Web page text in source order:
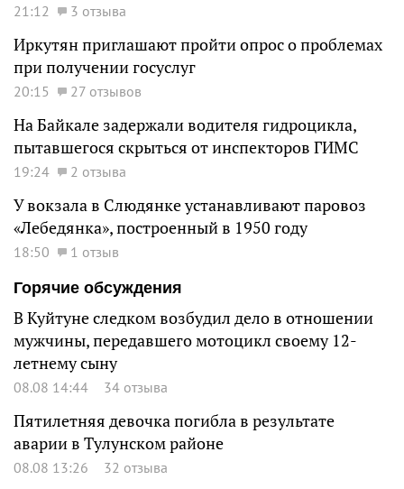
21:12 3 отзыва
Иркутян приглашают пройти опрос о проблемах
при получении госуслуг
20:15 27 отзывов
На Байкале задержали водителя гидроцикла,
пытавшегося скрыться от инспекторов ГИМС
19:24 2 отзыва
У вокзала в Слюдянке устанавливают паровоз
«Лебедянка», построенный в 1950 году
18:50
1 отзыв
Горячие обсуждения
В Куйтуне следком возбудил дело в отношении
мужчины, передавшего мотоцикл своему 12-
летнему сыну
08.08 14:44 34 отзыва
Пятилетняя девочка погибла в результате
аварии в Тулунском районе
08.08 13:26 32 отзыва